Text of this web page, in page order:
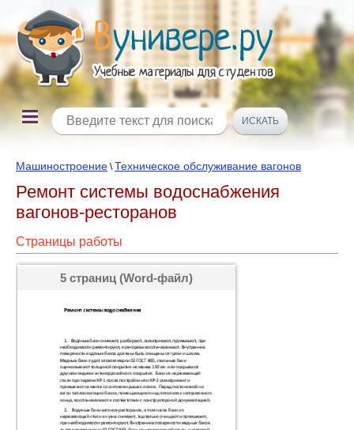
Машиностроение \Техническое обслуживание вагонов
Ремонт системы водоснабжения
вагонов-ресторанов
Страницы работы
5 страниц (Word-файл)